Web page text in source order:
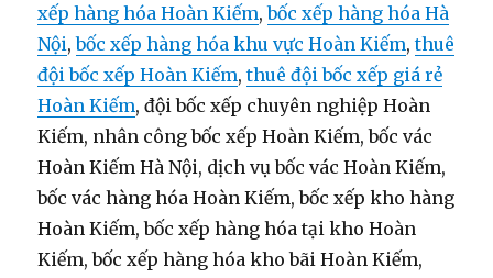
xếp hàng hóa Hoàn Kiếm,bốc xếp hàng hóa Hà
Nội,bốc xếp hàng hóa khu vực Hoàn Kiếm,thuê
đội bốc xếp Hoàn Kiếm,thuê đội bốc xếp giá rẻ
Hoàn Kiếm, đội bốc xếp chuyên nghiệp Hoàn
Kiếm, nhân công bốc xếp Hoàn Kiếm, bốc vác
Hoàn Kiếm Hà Nội, dịch vụ bốc vác Hoàn Kiếm,
bốc vác hàng hóa Hoàn Kiếm, bốc xếp kho hàng
Hoàn Kiếm, bốc xếp hàng hóa tại kho Hoàn
Kiếm, bốc xếp hàng hóa kho bãi Hoàn Kiếm,